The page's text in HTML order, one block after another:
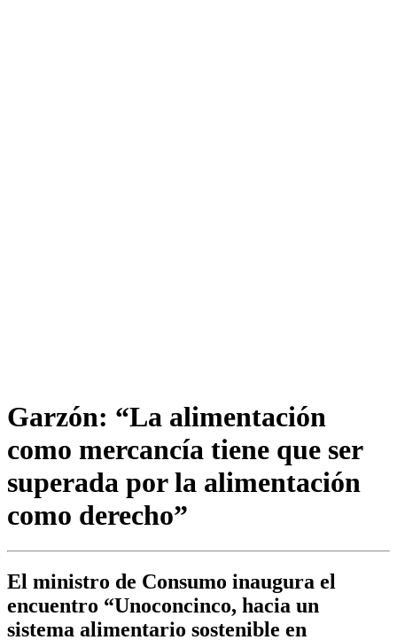
Garzón: “La alimentación
como mercancía tiene que ser
superada por la alimentación
como derecho”
El ministro de Consumo inaugura el
encuentro “Unoconcinco, hacia un
sistema alimentario sostenible en